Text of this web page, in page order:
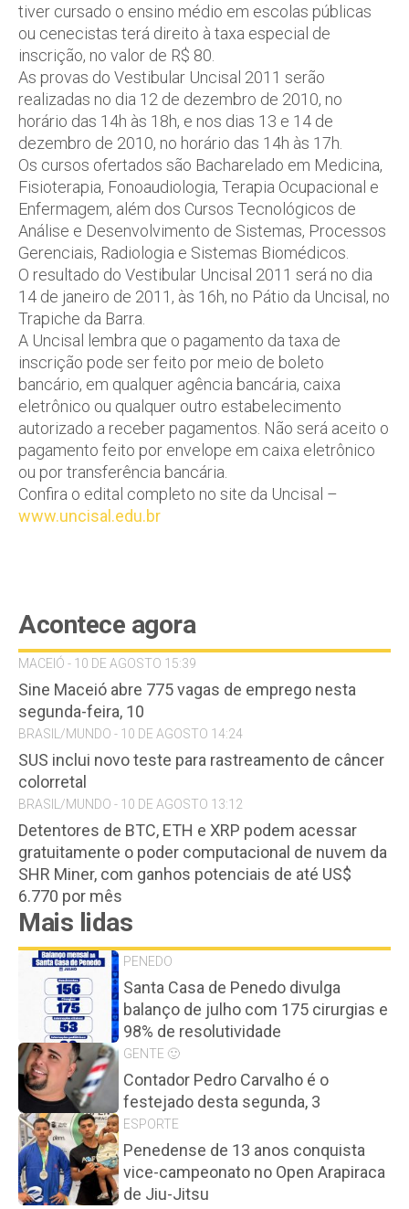
tiver cursado o ensino médio em escolas públicas
ou cenecistas terá direito à taxa especial de
inscrição, no valor de R$ 80.
As provas do Vestibular Uncisal 2011 serão
realizadas no dia 12 de dezembro de 2010, no
horário das 14h às 18h, e nos dias 13 e 14 de
dezembro de 2010, no horário das 14h às 17h.
Os cursos ofertados são Bacharelado em Medicina,
Fisioterapia, Fonoaudiologia, Terapia Ocupacional e
Enfermagem, além dos Cursos Tecnológicos de
Análise e Desenvolvimento de Sistemas, Processos
Gerenciais, Radiologia e Sistemas Biomédicos.
O resultado do Vestibular Uncisal 2011 será no dia
14 de janeiro de 2011, às 16h, no Pátio da Uncisal, no
Trapiche da Barra.
A Uncisal lembra que o pagamento da taxa de
inscrição pode ser feito por meio de boleto
bancário, em qualquer agência bancária, caixa
eletrônico ou qualquer outro estabelecimento
autorizado a receber pagamentos. Não será aceito o
pagamento feito por envelope em caixa eletrônico
ou por transferência bancária.
Confira o edital completo no site da Uncisal –
www.uncisal.edu.br
Acontece agora
MACEIÓ - 10 DE AGOSTO 15:39
Sine Maceió abre 775 vagas de emprego nesta
segunda-feira, 10
BRASIL/MUNDO - 10 DE AGOSTO 14:24
SUS inclui novo teste para rastreamento de câncer
colorretal
BRASIL/MUNDO - 10 DE AGOSTO 13:12
Detentores de BTC, ETH e XRP podem acessar
gratuitamente o poder computacional de nuvem da
SHR Miner, com ganhos potenciais de até US$
6.770 por mês
Mais lidas
PENEDO
Santa Casa de Penedo divulga
balanço de julho com 175 cirurgias e
98% de resolutividade
GENTE 🙂
Contador Pedro Carvalho é o
festejado desta segunda, 3
ESPORTE
Penedense de 13 anos conquista
vice-campeonato no Open Arapiraca
de Jiu-Jitsu